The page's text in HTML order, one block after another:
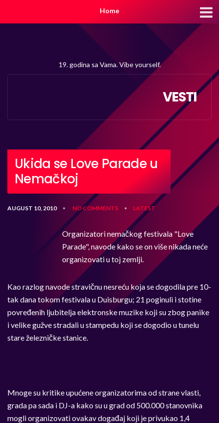
Home
19. godina sa Vama. Vibe yourself.
VESTI
Ukida se Love Parade u
Nemačkoj
AUGUST 10, 2010 • NO COMMENTS • LATEST
Organizatori nemačkog festivala "Love
Parade", navode kako se on više nikada neće
organizovati u toj zemlji.
Kao razlog navode stravičnu nesreću koja se dogodila pre 10-
tak dana tokom festivala u Duisburgu; 21 poginuli i stotine
povređenih ljubitelja elektronske muzike koji su zbog panike
i velike gužve stradali u stampedu koji se dogodio u tunelu
stare železničke stanice.
Mnoge su kritike upućene organizatorima od strane vlasti,
grada pa sada i DJ-a kako su u grad od 500.000 stanovnika
mogli organizovati ovakav događaj koji je privukao 1,4